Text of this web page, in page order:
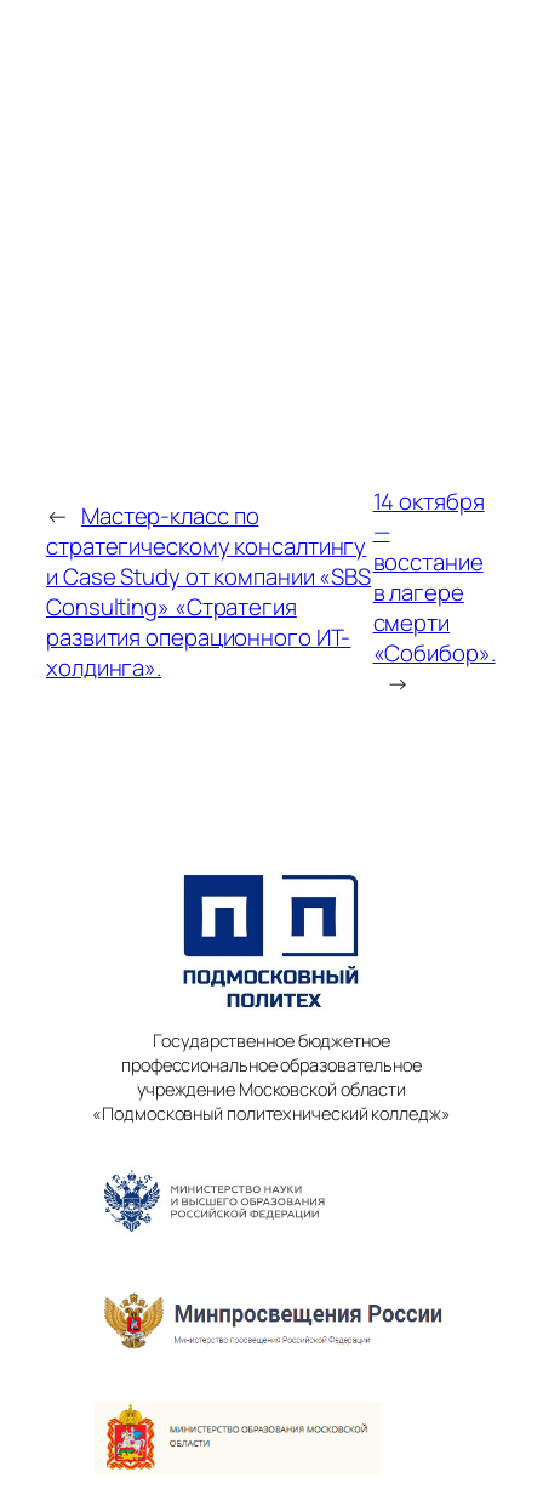
← Мастер-класс по
стратегическому консалтингу
и Case Study от компании «SBS
Consulting» «Стратегия
развития операционного ИТ-
холдинга».
14 октября
—
восстание
в лагере
смерти
«Собибор».
→
Государственное бюджетное
профессиональное образовательное
учреждение Московской области
«Подмосковный политехнический колледж»